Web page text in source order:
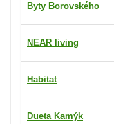
Byty Borovského
NEAR living
Habitat
Dueta Kamýk